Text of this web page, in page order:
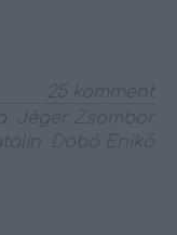
25 komment
Jéger Zsombor
Dobó Enikő